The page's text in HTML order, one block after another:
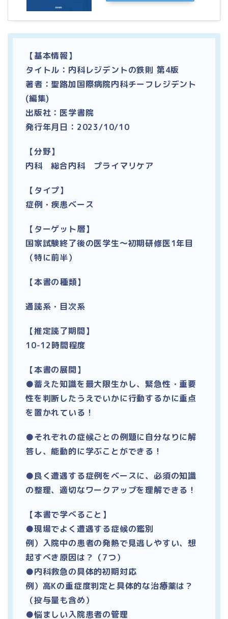
【基本情報】
タイトル：内科レジデントの鉄則 第4版
著者：聖路加国際病院内科チーフレジデント
(編集)
出版社：医学書院
発行年月日：2023/10/10
【分野】
内科 総合内科 プライマリケア
【タイプ】
症例・疾患ベース
【ターゲット層】
国家試験終了後の医学生～初期研修医1年目
（特に前半）
【本書の種類】
通読系・目次系
【推定読了期間】
10-12時間程度
【本書の展開】
●蓄えた知識を最大限生かし、緊急性・重要
性を判断したうえでいかに行動するかに重点
を置かれている！
●それぞれの症候ごとの例題に自分なりに解
答し、能動的に学ぶことができる！
●良く遭遇する症例をベースに、必須の知識
の整理、適切なワークアップを理解できる！
【本書で学べること】
●現場でよく遭遇する症候の鑑別
例）入院中の患者の発熱で見逃しやすい、想
起すべき原因は？（7つ）
●内科救急の具体的初期対応
例）高Kの重症度判定と具体的な治療薬は？
（投与量も含め）
●悩ましい入院患者の管理